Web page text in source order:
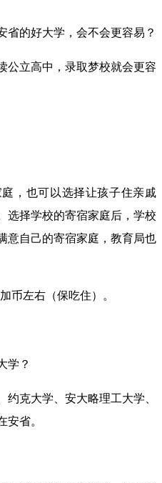
的好大学，会不会更容易？
立高中，录取梦校就会更容
也可以选择让孩子住亲戚
选择学校的寄宿家庭后，学校
意自己的寄宿家庭，教育局也
左右（保吃住）。
学？
克大学、安大略理工大学、
安省。